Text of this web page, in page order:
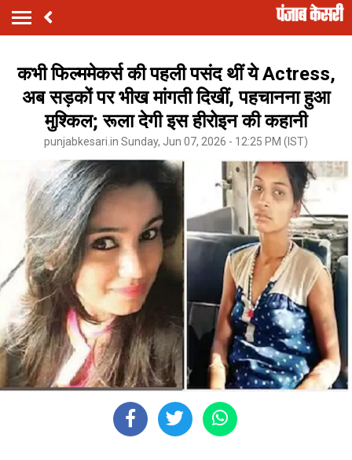
कभी फिल्ममेकर्स की पहली पसंद थीं ये Actress,
अब सड़कों पर भीख मांगती दिखीं, पहचानना हुआ
मुश्किल; रूला देगी इस हीरोइन की कहानी
punjabkesari.in Sunday, Jun 07, 2026 - 12:25 PM (IST)